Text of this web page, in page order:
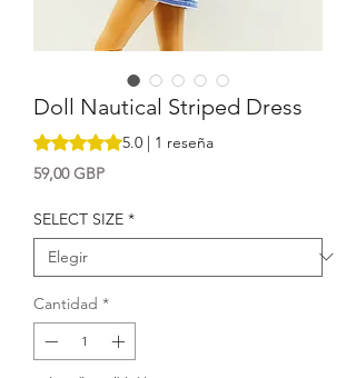
Doll Nautical Striped Dress
Según 1 reseña, la calificación es de 5.0
5.0 | 1 reseña
59,00 GBPPrecio
SELECT SIZE *
Cantidad *